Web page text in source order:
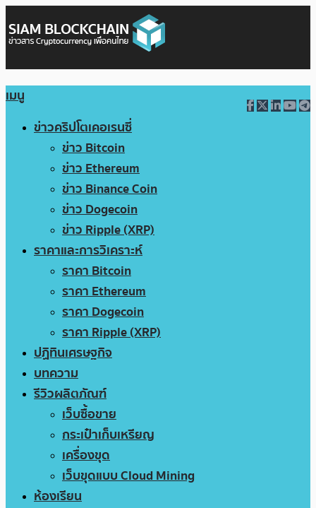
เมนู
ข่าวคริปโตเคอเรนซี่
ข่าว Bitcoin
ข่าว Ethereum
ข่าว Binance Coin
ข่าว Dogecoin
ข่าว Ripple (XRP)
ราคาและการวิเคราะห์
ราคา Bitcoin
ราคา Ethereum
ราคา Dogecoin
ราคา Ripple (XRP)
ปฏิทินเศรษฐกิจ
บทความ
รีวิวผลิตภัณฑ์
เว็บซื้อขาย
กระเป๋าเก็บเหรียญ
เครื่องขุด
เว็บขุดแบบ Cloud Mining
ห้องเรียน